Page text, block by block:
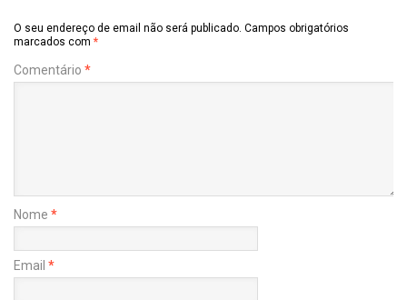
O seu endereço de email não será publicado. Campos obrigatórios
marcados com *
Comentário *
Nome *
Email *